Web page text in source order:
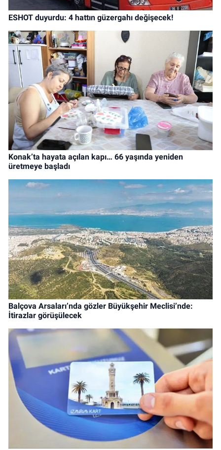
ESHOT duyurdu: 4 hattın güzergahı değişecek!
Konak’ta hayata açılan kapı… 66 yaşında yeniden
üretmeye başladı
Balçova Arsaları’nda gözler Büyükşehir Meclisi’nde:
İtirazlar görüşülecek